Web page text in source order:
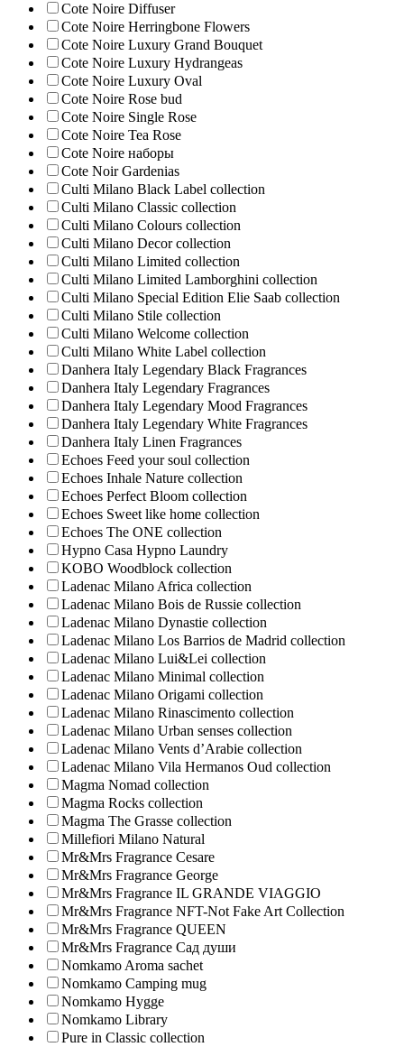
Cote Noire Diffuser
Cote Noire Herringbone Flowers
Cote Noire Luxury Grand Bouquet
Cote Noire Luxury Hydrangeas
Cote Noire Luxury Oval
Cote Noire Rose bud
Cote Noire Single Rose
Cote Noire Tea Rose
Cote Noire наборы
Cote Noir Gardenias
Culti Milano Black Label collection
Culti Milano Classic collection
Culti Milano Colours collection
Culti Milano Decor collection
Culti Milano Limited collection
Culti Milano Limited Lamborghini collection
Culti Milano Special Edition Elie Saab collection
Culti Milano Stile collection
Culti Milano Welcome collection
Culti Milano White Label collection
Danhera Italy Legendary Black Fragrances
Danhera Italy Legendary Fragrances
Danhera Italy Legendary Mood Fragrances
Danhera Italy Legendary White Fragrances
Danhera Italy Linen Fragrances
Echoes Feed your soul collection
Echoes Inhale Nature collection
Echoes Perfect Bloom collection
Echoes Sweet like home collection
Echoes The ONE collection
Hypno Casa Hypno Laundry
KOBO Woodblock collection
Ladenac Milano Africa collection
Ladenac Milano Bois de Russie collection
Ladenac Milano Dynastie collection
Ladenac Milano Los Barrios de Madrid collection
Ladenac Milano Lui&Lei collection
Ladenac Milano Minimal collection
Ladenac Milano Origami collection
Ladenac Milano Rinascimento collection
Ladenac Milano Urban senses collection
Ladenac Milano Vents d’Arabie collection
Ladenac Milano Vila Hermanos Oud collection
Magma Nomad collection
Magma Rocks collection
Magma The Grasse collection
Millefiori Milano Natural
Mr&Mrs Fragrance Cesare
Mr&Mrs Fragrance George
Mr&Mrs Fragrance IL GRANDE VIAGGIO
Mr&Mrs Fragrance NFT-Not Fake Art Collection
Mr&Mrs Fragrance QUEEN
Mr&Mrs Fragrance Сад души
Nomkamo Aroma sachet
Nomkamo Camping mug
Nomkamo Hygge
Nomkamo Library
Pure in Classic collection